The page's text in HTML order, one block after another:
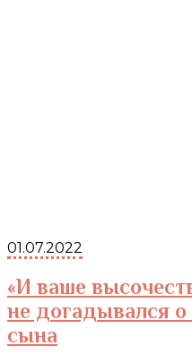
01.07.2022
«И ваше
не догадывался о
сына